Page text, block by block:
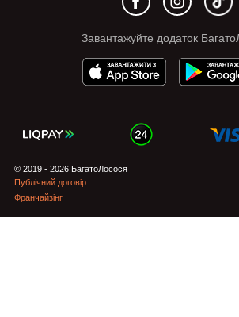
Завантажуйте додаток
© 2019 - 2026 БагатоЛосося
Публічний договір
Франчайзінг